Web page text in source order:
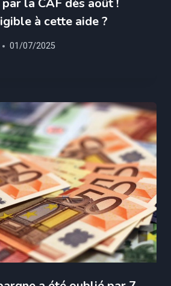
à cette aide ?
01/07/2025